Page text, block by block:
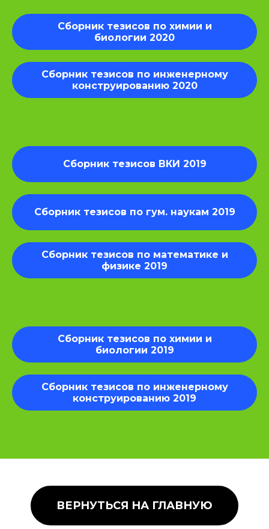
Сборник тезисов по химии и
биологии 2020
Сборник тезисов по инженерному
конструированию 2020
Сборник тезисов ВКИ 2019
Сборник тезисов по гум. наукам 2019
Сборник тезисов по математике и
физике 2019
Сборник тезисов по химии и
биологии 2019
Сборник тезисов по инженерному
конструированию 2019
ВЕРНУТЬСЯ НА ГЛАВНУЮ